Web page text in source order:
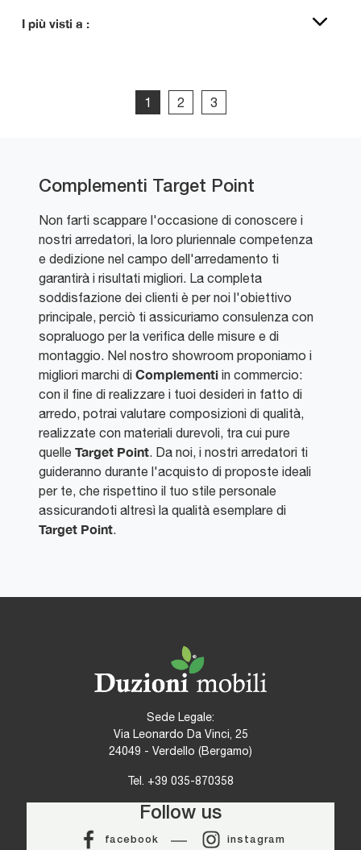
I più visti a :
1 2 3
Complementi Target Point
Non farti scappare l'occasione di conoscere i
nostri arredatori, la loro pluriennale competenza
e dedizione nel campo dell'arredamento ti
garantirà i risultati migliori. La completa
soddisfazione dei clienti è per noi l'obiettivo
principale, perciò ti assicuriamo consulenza con
sopraluogo per la verifica delle misure e di
montaggio. Nel nostro showroom proponiamo i
migliori marchi di Complementi in commercio:
con il fine di realizzare i tuoi desideri in fatto di
arredo, potrai valutare composizioni di qualità,
realizzate con materiali durevoli, tra cui pure
quelle Target Point. Da noi, i nostri arredatori ti
guideranno durante l'acquisto di proposte ideali
per te, che rispettino il tuo stile personale
assicurandoti altresì la qualità esemplare di
Target Point.
Sede Legale:
Via Leonardo Da Vinci, 25
24049 - Verdello (Bergamo)
Tel. +39 035-870358
Follow us
facebook instagram